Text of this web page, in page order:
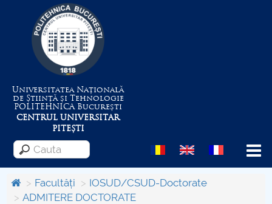
Universitatea Națională
de Știință și Tehnologie
POLITEHNICABucurești
CENTRUL UNIVERSITAR
PITEȘTI
Menu
Facultăți
IOSUD/CSUD-Doctorate
ADMITERE DOCTORATE